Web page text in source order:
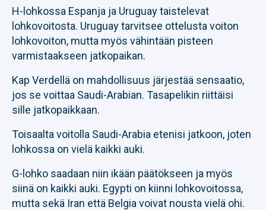
H-lohkossa Espanja ja Uruguay taistelevat
lohkovoitosta. Uruguay tarvitsee ottelusta voiton
lohkovoiton, mutta myös vähintään pisteen
varmistaakseen jatkopaikan.
Kap Verdellä on mahdollisuus järjestää sensaatio,
jos se voittaa Saudi-Arabian. Tasapelikin riittäisi
sille jatkopaikkaan.
Toisaalta voitolla Saudi-Arabia etenisi jatkoon, joten
lohkossa on vielä kaikki auki.
G-lohko saadaan niin ikään päätökseen ja myös
siinä on kaikki auki. Egypti on kiinni lohkovoitossa,
mutta sekä Iran että Belgia voivat nousta vielä ohi.